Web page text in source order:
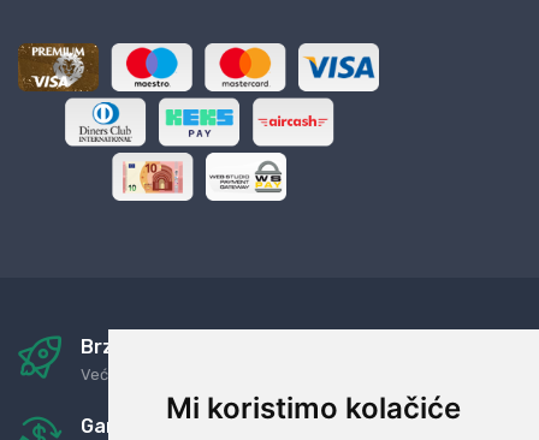
Mi koristimo kolačiće
Brza i sigurna dostava
Već za nekoliko dana kod vas
Garancija u povrat novaca